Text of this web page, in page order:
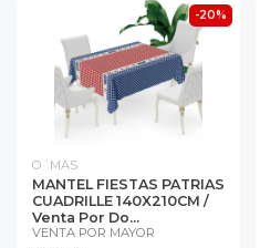
-20%
O´MAS
MANTEL FIESTAS PATRIAS
CUADRILLE 140X210CM /
Venta Por Do...
VENTA POR MAYOR